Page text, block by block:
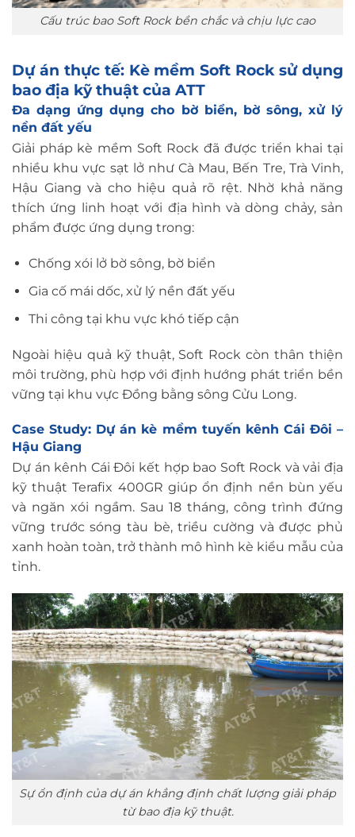
Cấu trúc bao Soft Rock bền chắc và chịu lực cao
Dự án thực tế: Kè mềm Soft Rock sử dụng
bao địa kỹ thuật của ATT
Đa dạng ứng dụng cho bờ biển, bờ sông, xử lý
nền đất yếu
Giải pháp kè mềm Soft Rock đã được triển khai tại
nhiều khu vực sạt lở như Cà Mau, Bến Tre, Trà Vinh,
Hậu Giang và cho hiệu quả rõ rệt. Nhờ khả năng
thích ứng linh hoạt với địa hình và dòng chảy, sản
phẩm được ứng dụng trong:
Chống xói lở bờ sông, bờ biển
Gia cố mái dốc, xử lý nền đất yếu
Thi công tại khu vực khó tiếp cận
Ngoài hiệu quả kỹ thuật, Soft Rock còn thân thiện
môi trường, phù hợp với định hướng phát triển bền
vững tại khu vực Đồng bằng sông Cửu Long.
Case Study: Dự án kè mềm tuyến kênh Cái Đôi –
Hậu Giang
Dự án kênh Cái Đôi kết hợp bao Soft Rock và vải địa
kỹ thuật Terafix 400GR giúp ổn định nền bùn yếu
và ngăn xói ngầm. Sau 18 tháng, công trình đứng
vững trước sóng tàu bè, triều cường và được phủ
xanh hoàn toàn, trở thành mô hình kè kiểu mẫu của
tỉnh.
Sự ổn định của dự án khẳng định chất lượng giải pháp
từ bao địa kỹ thuật.